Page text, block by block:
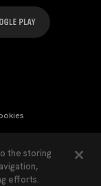
the storing
efforts.